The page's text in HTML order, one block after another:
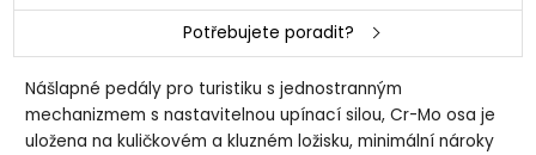
Potřebujete poradit?
Nášlapné pedály pro turistiku s jednostranným
mechanizmem s nastavitelnou upínací silou, Cr-Mo osa je
uložena na kuličkovém a kluzném ložisku, minimální nároky